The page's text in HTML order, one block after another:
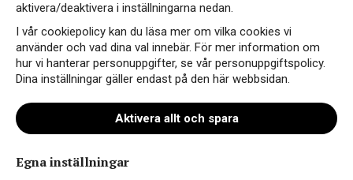
Giertz.MOOD. Shiraz
aktivera/deaktivera i inställningarna nedan.
I vår cookiepolicy kan du läsa mer om vilka cookies vi
använder och vad dina val innebär. För mer information om
hur vi hanterar personuppgifter, se vår personuppgiftspolicy.
Dina inställningar gäller endast på den här webbsidan.
Aktivera allt och spara
Egna inställningar